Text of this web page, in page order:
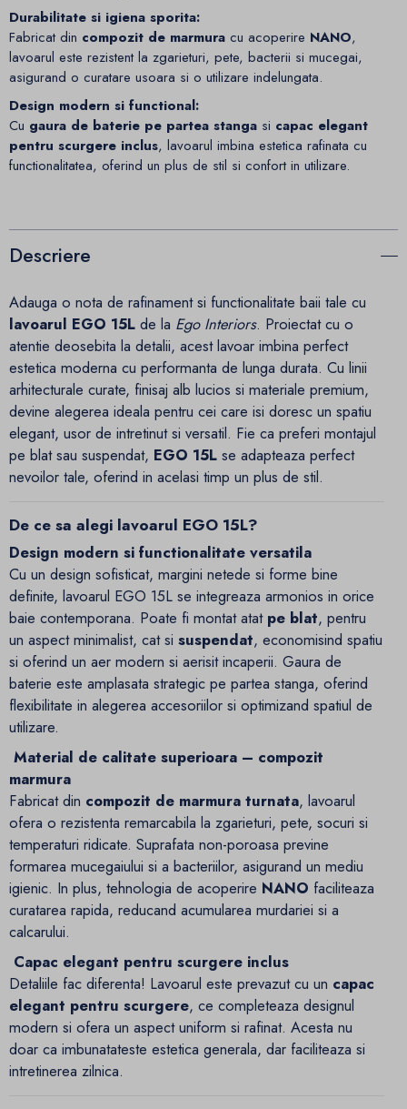
Durabilitate si igiena sporita:
Fabricat din compozit de marmura cu acoperire NANO,
lavoarul este rezistent la zgarieturi, pete, bacterii si mucegai,
asigurand o curatare usoara si o utilizare indelungata.
Design modern si functional:
Cu gaura de baterie pe partea stanga si capac elegant
pentru scurgere inclus, lavoarul imbina estetica rafinata cu
functionalitatea, oferind un plus de stil si confort in utilizare.
Descriere
Adauga o nota de rafinament si functionalitate baii tale cu
lavoarul EGO 15L de la Ego Interiors. Proiectat cu o
atentie deosebita la detalii, acest lavoar imbina perfect
estetica moderna cu performanta de lunga durata. Cu linii
arhitecturale curate, finisaj alb lucios si materiale premium,
devine alegerea ideala pentru cei care isi doresc un spatiu
elegant, usor de intretinut si versatil. Fie ca preferi montajul
pe blat sau suspendat, EGO 15L se adapteaza perfect
nevoilor tale, oferind in acelasi timp un plus de stil.
De ce sa alegi lavoarul EGO 15L?
Design modern si functionalitate versatila
Cu un design sofisticat, margini netede si forme bine
definite, lavoarul EGO 15L se integreaza armonios in orice
baie contemporana. Poate fi montat atat pe blat, pentru
un aspect minimalist, cat si suspendat, economisind spatiu
si oferind un aer modern si aerisit incaperii. Gaura de
baterie este amplasata strategic pe partea stanga, oferind
flexibilitate in alegerea accesoriilor si optimizand spatiul de
utilizare.
Material de calitate superioara – compozit
marmura
Fabricat din compozit de marmura turnata, lavoarul
ofera o rezistenta remarcabila la zgarieturi, pete, socuri si
temperaturi ridicate. Suprafata non-poroasa previne
formarea mucegaiului si a bacteriilor, asigurand un mediu
igienic. In plus, tehnologia de acoperire NANO faciliteaza
curatarea rapida, reducand acumularea murdariei si a
calcarului.
Capac elegant pentru scurgere inclus
Detaliile fac diferenta! Lavoarul este prevazut cu un capac
elegant pentru scurgere, ce completeaza designul
modern si ofera un aspect uniform si rafinat. Acesta nu
doar ca imbunatateste estetica generala, dar faciliteaza si
intretinerea zilnica.